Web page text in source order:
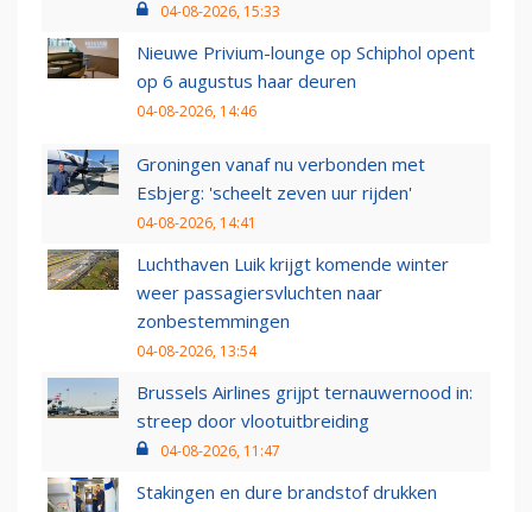
04-08-2026, 15:33
Nieuwe Privium-lounge op Schiphol opent
op 6 augustus haar deuren
04-08-2026, 14:46
Groningen vanaf nu verbonden met
Esbjerg: 'scheelt zeven uur rijden'
04-08-2026, 14:41
Luchthaven Luik krijgt komende winter
weer passagiersvluchten naar
zonbestemmingen
04-08-2026, 13:54
Brussels Airlines grijpt ternauwernood in:
streep door vlootuitbreiding
04-08-2026, 11:47
Stakingen en dure brandstof drukken